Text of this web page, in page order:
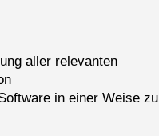
aller relevanten
in einer Weise zu